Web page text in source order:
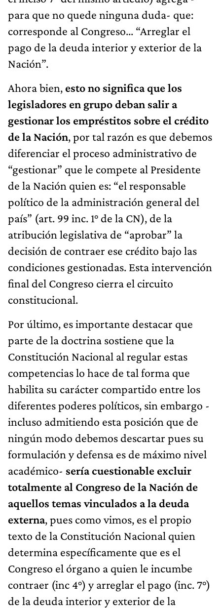
para que no quede ninguna duda- que:
corresponde al Congreso... “Arreglar el
pago de la deuda interior y exterior de la
Nación”.
Ahora bien, esto no significa que los
legisladores en grupo deban salir a
gestionar los empréstitos sobre el crédito
de la Nación, por tal razón es que debemos
diferenciar el proceso administrativo de
“gestionar” que le compete al Presidente
de la Nación quien es: “el responsable
político de la administración general del
país” (art. 99 inc. 1° de la CN), de la
atribución legislativa de “aprobar” la
decisión de contraer ese crédito bajo las
condiciones gestionadas. Esta intervención
final del Congreso cierra el circuito
constitucional.
Por último, es importante destacar que
parte de la doctrina sostiene que la
Constitución Nacional al regular estas
competencias lo hace de tal forma que
habilita su carácter compartido entre los
diferentes poderes políticos, sin embargo -
incluso admitiendo esta posición que de
ningún modo debemos descartar pues su
formulación y defensa es de máximo nivel
académico- sería cuestionable excluir
totalmente al Congreso de la Nación de
aquellos temas vinculados a la deuda
externa, pues como vimos, es el propio
texto de la Constitución Nacional quien
determina específicamente que es el
Congreso el órgano a quien le incumbe
contraer (inc 4°) y arreglar el pago (inc. 7°)
de la deuda interior y exterior de la